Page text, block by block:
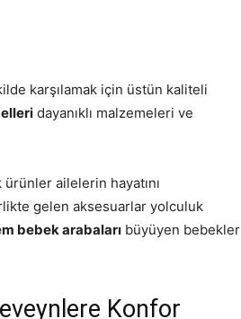
karşılamak için üstün kaliteli
dayanıklı malzemeleri ve
ailelerin hayatını
gelen aksesuarlar yolculuk
bebek arabaları büyüyen bebekler
Konfor